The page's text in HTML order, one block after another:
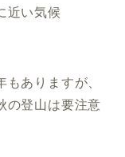
近い気候
ありますが、
の登山は要注意